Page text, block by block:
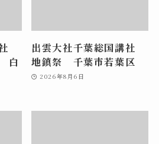
白
出雲大社千葉総国講社
地鎮祭 千葉市若葉区
2026年8月6日